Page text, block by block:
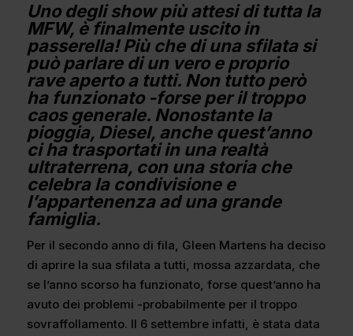
Uno degli show più attesi di tutta la
MFW, è finalmente uscito in
passerella! Più che di una sfilata si
può parlare di un vero e proprio
rave aperto a tutti. Non tutto però
ha funzionato -forse per il troppo
caos generale. Nonostante la
pioggia, Diesel, anche quest’anno
ci ha trasportati in una realtà
ultraterrena, con una storia che
celebra la condivisione e
l’appartenenza ad una grande
famiglia.
Per il secondo anno di fila, Gleen Martens ha deciso
di aprire la sua sfilata a tutti, mossa azzardata, che
se l’anno scorso ha funzionato, forse quest’anno ha
avuto dei problemi -probabilmente per il troppo
sovraffollamento. Il 6 settembre infatti, è stata data